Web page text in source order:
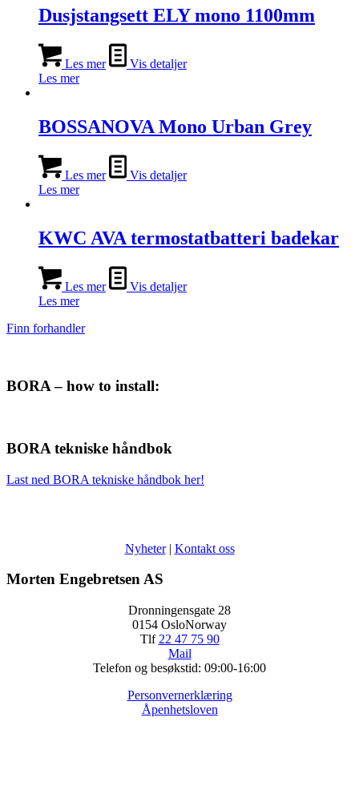
Dusjstangsett ELY mono 1100mm
Les mer
Vis detaljer
Les mer
BOSSANOVA Mono Urban Grey
Les mer
Vis detaljer
Les mer
KWC AVA termostatbatteri badekar
Les mer
Vis detaljer
Les mer
Finn forhandler
BORA – how to install:
BORA tekniske håndbok
Last ned BORA tekniske håndbok her!
Nyheter| Kontakt oss
Morten Engebretsen AS
Dronningensgate 28
0154 OsloNorway
Tlf 22 47 75 90
Mail
Telefon og besøkstid: 09:00-16:00
Personvernerklæring
Åpenhetsloven